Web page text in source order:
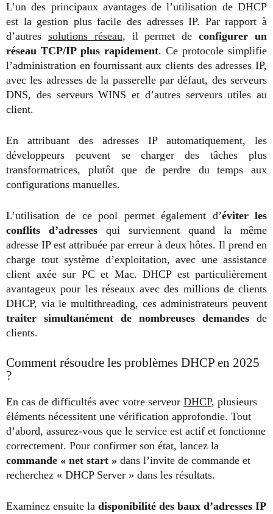
L’un des principaux avantages de l’utilisation de DHCP
est la gestion plus facile des adresses IP. Par rapport à
d’autres solutions réseau, il permet deconfigurer un
réseau TCP/IP plus rapidement. Ce protocole simplifie
l’administration en fournissant aux clients des adresses IP,
avec les adresses de la passerelle par défaut, des serveurs
DNS, des serveurs WINS et d’autres serveurs utiles au
client.
En attribuant des adresses IP automatiquement, les
développeurs peuvent se charger des tâches plus
transformatrices, plutôt que de perdre du temps aux
configurations manuelles.
L’utilisation de ce pool permet également d’éviter les
conflits d’adresses qui surviennent quand la même
adresse IP est attribuée par erreur à deux hôtes. Il prend en
charge tout système d’exploitation, avec une assistance
client axée sur PC et Mac. DHCP est particulièrement
avantageux pour les réseaux avec des millions de clients
DHCP, via le multithreading, ces administrateurs peuvent
traiter simultanément de nombreuses demandes de
clients.
Comment résoudre les problèmes DHCP en 2025
?
En cas de difficultés avec votre serveur DHCP, plusieurs
éléments nécessitent une vérification approfondie. Tout
d’abord, assurez-vous que le service est actif et fonctionne
correctement. Pour confirmer son état, lancez la
commande « net start » dans l’invite de commande et
recherchez « DHCP Server » dans les résultats.
Examinez ensuite la disponibilité des baux d’adresses IP